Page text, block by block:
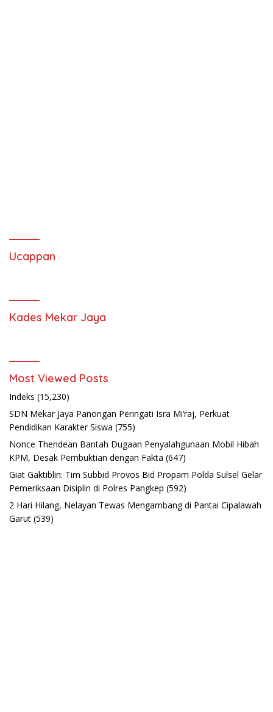
Ucappan
Kades Mekar Jaya
Most Viewed Posts
Indeks (15,230)
SDN Mekar Jaya Panongan Peringati Isra Mi’raj, Perkuat
Pendidikan Karakter Siswa (755)
Nonce Thendean Bantah Dugaan Penyalahgunaan Mobil Hibah
KPM, Desak Pembuktian dengan Fakta (647)
Giat Gaktiblin: Tim Subbid Provos Bid Propam Polda Sulsel Gelar
Pemeriksaan Disiplin di Polres Pangkep (592)
2 Hari Hilang, Nelayan Tewas Mengambang di Pantai Cipalawah
Garut (539)